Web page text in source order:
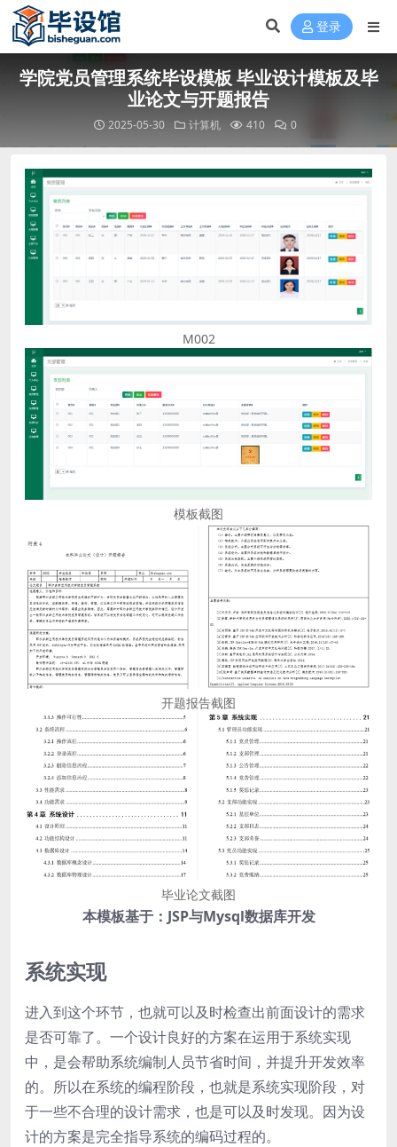
登录
学院党员管理系统毕设模板 毕业设计模板及毕
业论文与开题报告
2025-05-30 计算机 410 0
M002
模板截图
开题报告截图
毕业论文截图
本模板基于：JSP与Mysql数据库开发
系统实现
进入到这个环节，也就可以及时检查出前面设计的需求
是否可靠了。一个设计良好的方案在运用于系统实现
中，是会帮助系统编制人员节省时间，并提升开发效率
的。所以在系统的编程阶段，也就是系统实现阶段，对
于一些不合理的设计需求，也是可以及时发现。因为设
计的方案是完全指导系统的编码过程的。